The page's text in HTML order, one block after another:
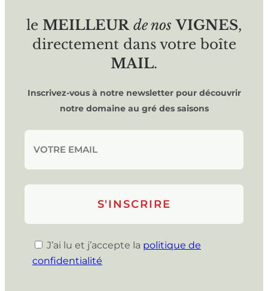
le MEILLEUR de nos VIGNES,
directement dans votre boîte
MAIL.
Inscrivez-vous à notre newsletter pour découvrir
notre domaine au gré des saisons
J’ai lu et j’accepte la politique de
confidentialité